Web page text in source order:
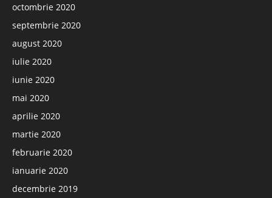
octombrie 2020
septembrie 2020
august 2020
iulie 2020
iunie 2020
mai 2020
aprilie 2020
martie 2020
februarie 2020
ianuarie 2020
decembrie 2019